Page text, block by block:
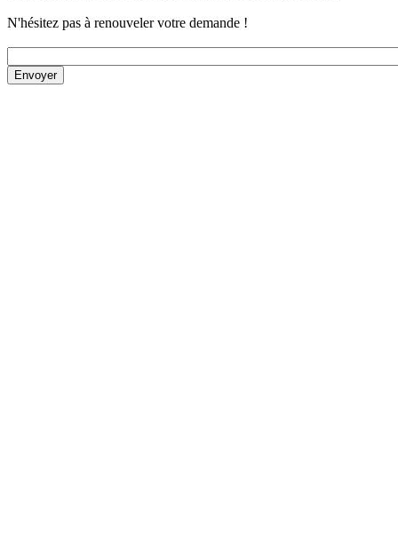
N'hésitez pas à renouveler votre demande !